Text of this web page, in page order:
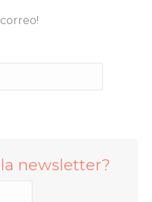
newsletter?